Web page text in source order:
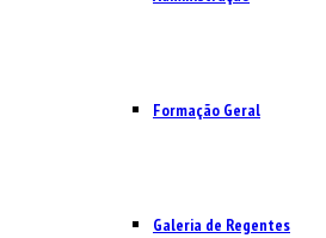
Formação Geral
Galeria de Regentes